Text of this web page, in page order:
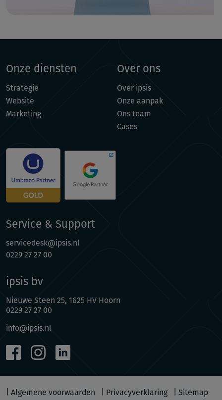
Onze diensten
Strategie
Website
Marketing
Over ons
Over ipsis
Onze aanpak
Ons team
Cases
Service & Support
servicedesk@ipsis.nl
0229 27 27 00
ipsis bv
Nieuwe Steen 25, 1625 HV Hoorn
0229 27 27 00
info@ipsis.nl
Algemene voorwaarden Privacyverklaring Sitemap